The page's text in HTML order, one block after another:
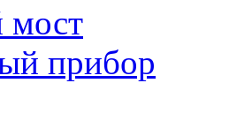
мост
прибор